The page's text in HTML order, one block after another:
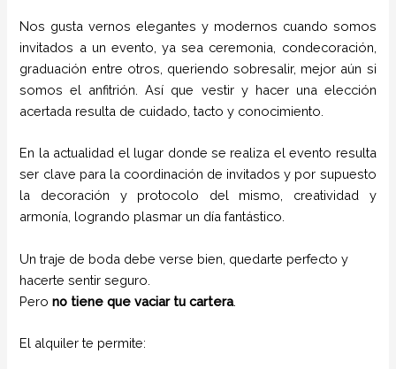
Nos gusta vernos elegantes y modernos cuando somos
invitados a un evento, ya sea ceremonia, condecoración,
graduación entre otros, queriendo sobresalir, mejor aún si
somos el anfitrión. Así que vestir y hacer una elección
acertada resulta de cuidado, tacto y conocimiento.
En la actualidad el lugar donde se realiza el evento resulta
ser clave para la coordinación de invitados y por supuesto
la decoración y protocolo del mismo, creatividad y
armonía, logrando plasmar un día fantástico.
Un traje de boda debe verse bien, quedarte perfecto y
hacerte sentir seguro.
Perono tiene que vaciar tu cartera.
El alquiler te permite: